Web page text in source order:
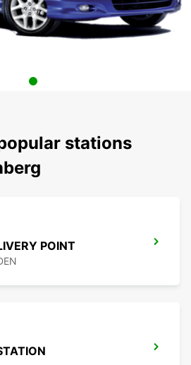
stations
POINT